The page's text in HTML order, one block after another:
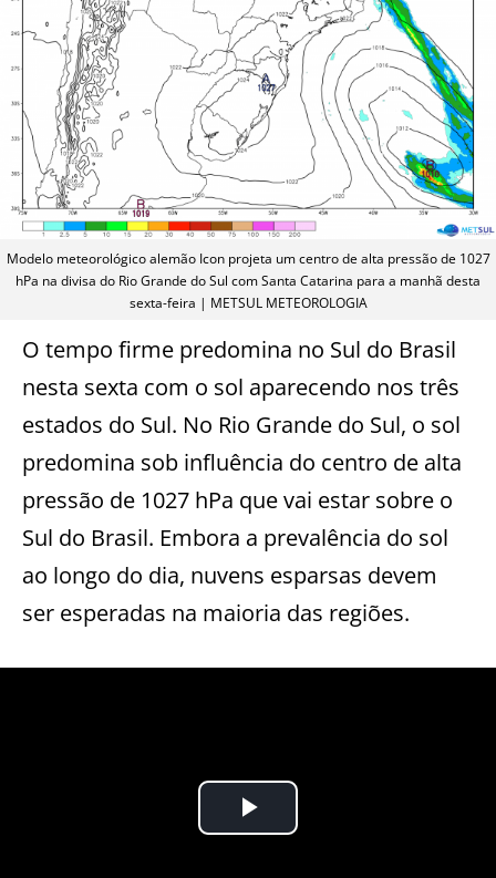
Modelo meteorológico alemão Icon projeta um centro de alta pressão de 1027
hPa na divisa do Rio Grande do Sul com Santa Catarina para a manhã desta
sexta-feira | METSUL METEOROLOGIA
O tempo firme predomina no Sul do Brasil
nesta sexta com o sol aparecendo nos três
estados do Sul. No Rio Grande do Sul, o sol
predomina sob influência do centro de alta
pressão de 1027 hPa que vai estar sobre o
Sul do Brasil. Embora a prevalência do sol
ao longo do dia, nuvens esparsas devem
ser esperadas na maioria das regiões.